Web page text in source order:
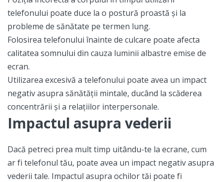
telefonului poate duce la o postură proastă și la
probleme de sănătate pe termen lung.
Folosirea telefonului înainte de culcare poate afecta
calitatea somnului din cauza luminii albastre emise de
ecran.
Utilizarea excesivă a telefonului poate avea un impact
negativ asupra sănătății mintale, ducând la scăderea
concentrării și a relațiilor interpersonale.
Impactul asupra vederii
Dacă petreci prea mult timp uitându-te la ecrane, cum
ar fi telefonul tău, poate avea un impact negativ asupra
vederii tale. Impactul asupra ochilor tăi poate fi